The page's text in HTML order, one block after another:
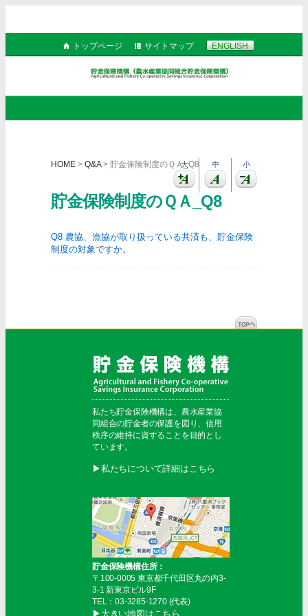
トップページ サイトマップ ENGLISH
HOME > Q&A> 貯金保険制度のＱＡ_Q8
貯金保険制度のＱＡ_Q8
Q8 農協、漁協が取り扱っている共済も、貯金保険
制度の対象ですか。
大 中 小
私たち貯金保険機構は、農水産業協
同組合の貯金者の保護を図り、信用
秩序の維持に資することを目的とし
ています。
▶︎私たちについて詳細はこちら
貯金保険機構住所：
〒100-0005 東京都千代田区丸の内3-
3-1 新東京ビル9F
TEL：03-3285-1270 (代表)
▶︎大きい地図はこちら